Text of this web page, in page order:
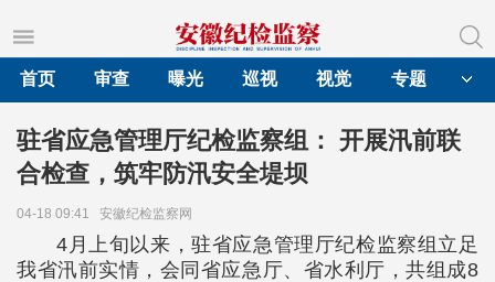
首页
审查 曝光 巡视 视觉 专题
驻省应急管理厅纪检监察组： 开展汛前联
合检查，筑牢防汛安全堤坝
04-18 09:41 安徽纪检监察网
4月上旬以来，驻省应急管理厅纪检监察组立足
我省汛前实情，会同省应急厅、省水利厅，共组成8